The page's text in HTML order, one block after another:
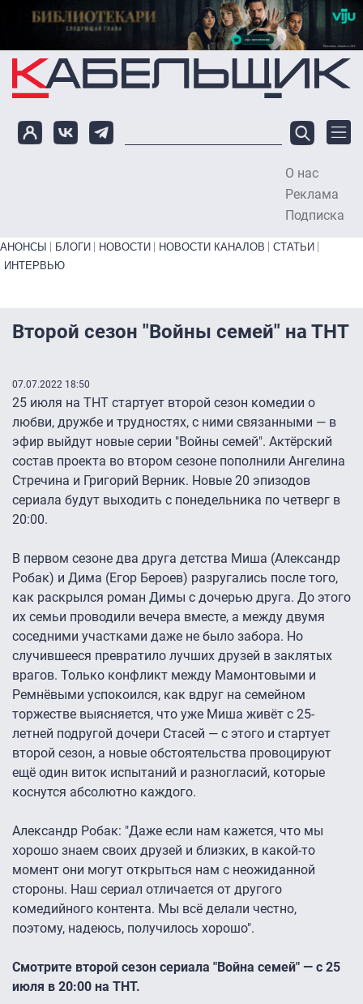
Перейти к основному содержанию
О нас
Реклама
Подписка
Primary links bottom
АНОНСЫ БЛОГИ НОВОСТИ НОВОСТИ КАНАЛОВ
СТАТЬИ
ИНТЕРВЬЮ
Второй сезон "Войны семей" на ТНТ
07.07.2022 18:50
25 июля на ТНТ стартует второй сезон комедии о
любви, дружбе и трудностях, с ними связанными — в
эфир выйдут новые серии "Войны семей". Актёрский
состав проекта во втором сезоне пополнили Ангелина
Стречина и Григорий Верник. Новые 20 эпизодов
сериала будут выходить с понедельника по четверг в
20:00.
В первом сезоне два друга детства Миша (Александр
Робак) и Дима (Егор Бероев) разругались после того,
как раскрылся роман Димы с дочерью друга. До этого
их семьи проводили вечера вместе, а между двумя
соседними участками даже не было забора. Но
случившееся превратило лучших друзей в заклятых
врагов. Только конфликт между Мамонтовыми и
Ремнёвыми успокоился, как вдруг на семейном
торжестве выясняется, что уже Миша живёт с 25-
летней подругой дочери Стасей — с этого и стартует
второй сезон, а новые обстоятельства провоцируют
ещё один виток испытаний и разногласий, которые
коснутся абсолютно каждого.
Александр Робак: "Даже если нам кажется, что мы
хорошо знаем своих друзей и близких, в какой-то
момент они могут открыться нам с неожиданной
стороны. Наш сериал отличается от другого
комедийного контента. Мы всё делали честно,
поэтому, надеюсь, получилось хорошо".
Смотрите второй сезон сериала "Война семей" — с 25
июля в 20:00 на ТНТ.